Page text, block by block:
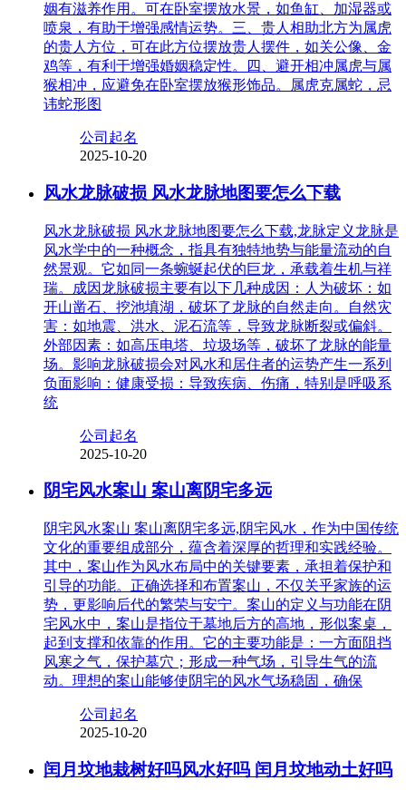
姻有滋养作用。可在卧室摆放水景，如鱼缸、加湿器或
喷泉，有助于增强感情运势。三、贵人相助北方为属虎
的贵人方位，可在此方位摆放贵人摆件，如关公像、金
鸡等，有利于增强婚姻稳定性。四、避开相冲属虎与属
猴相冲，应避免在卧室摆放猴形饰品。属虎克属蛇，忌
讳蛇形图
公司起名
2025-10-20
风水龙脉破损 风水龙脉地图要怎么下载
风水龙脉破损 风水龙脉地图要怎么下载,龙脉定义龙脉是
风水学中的一种概念，指具有独特地势与能量流动的自
然景观。它如同一条蜿蜒起伏的巨龙，承载着生机与祥
瑞。成因龙脉破损主要有以下几种成因：人为破坏：如
开山凿石、挖池填湖，破坏了龙脉的自然走向。自然灾
害：如地震、洪水、泥石流等，导致龙脉断裂或偏斜。
外部因素：如高压电塔、垃圾场等，破坏了龙脉的能量
场。影响龙脉破损会对风水和居住者的运势产生一系列
负面影响：健康受损：导致疾病、伤痛，特别是呼吸系
统
公司起名
2025-10-20
阴宅风水案山 案山离阴宅多远
阴宅风水案山 案山离阴宅多远,阴宅风水，作为中国传统
文化的重要组成部分，蕴含着深厚的哲理和实践经验。
其中，案山作为风水布局中的关键要素，承担着保护和
引导的功能。正确选择和布置案山，不仅关乎家族的运
势，更影响后代的繁荣与安宁。案山的定义与功能在阴
宅风水中，案山是指位于墓地后方的高地，形似案桌，
起到支撑和依靠的作用。它的主要功能是：一方面阻挡
风寒之气，保护墓穴；形成一种气场，引导生气的流
动。理想的案山能够使阴宅的风水气场稳固，确保
公司起名
2025-10-20
闰月坟地栽树好吗风水好吗 闰月坟地动土好吗